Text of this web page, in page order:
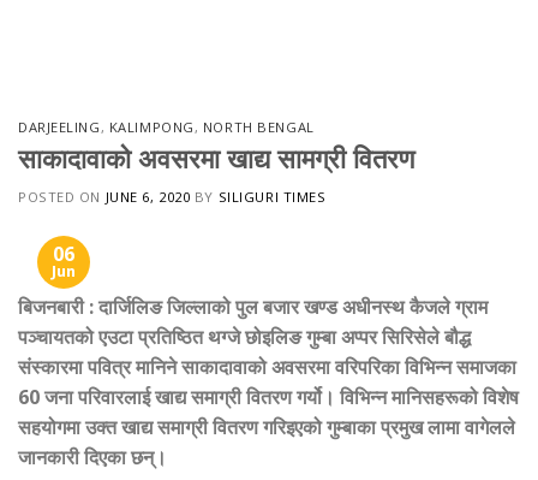
DARJEELING, KALIMPONG, NORTH BENGAL
साकादावाको अवसरमा खाद्य सामग्री वितरण
POSTED ON JUNE 6, 2020 BY SILIGURI TIMES
06
Jun
बिजनबारी:दार्जिलिङजिल्लाको पुल बजार खण्ड अधीनस्थ कैजले ग्राम
पञ्चायतको एउटा प्रतिष्ठित थग्जे छोइलिङ गुम्बा अप्पर सिरिसेले बौद्ध
संस्कारमा पवित्र मानिने साकादावाको अवसरमा वरिपरिका विभिन्न समाजका
60 जना परिवारलाई खाद्य समाग्री वितरण गर्यो। विभिन्न मानिसहरूको विशेष
सहयोगमा उक्त खाद्य समाग्री वितरण गरिइएको गुम्बाका प्रमुख लामा वागेलले
जानकारी दिएका छन्।